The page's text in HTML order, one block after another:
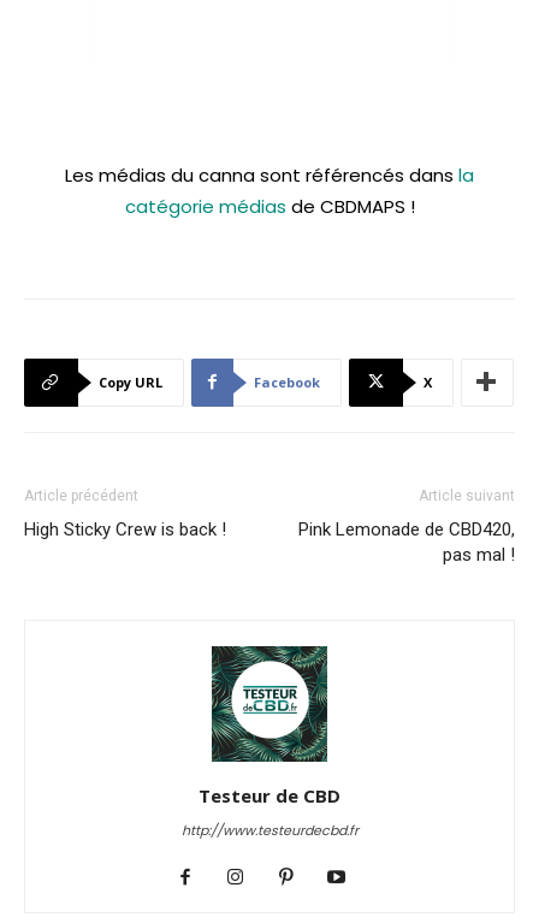
Les médias du canna sont référencés dans la
catégorie médias de CBDMAPS !
Copy URL Facebook X
Article précédent
High Sticky Crew is back !
Article suivant
Pink Lemonade de CBD420,
pas mal !
Testeur de CBD
http://www.testeurdecbd.fr